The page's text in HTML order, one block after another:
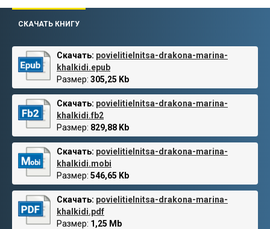
СКАЧАТЬ КНИГУ
Скачать: povielitielnitsa-drakona-marina-
khalkidi.epub
Размер: 305,25 Kb
Скачать: povielitielnitsa-drakona-marina-
khalkidi.fb2
Размер: 829,88 Kb
Скачать: povielitielnitsa-drakona-marina-
khalkidi.mobi
Размер: 546,65 Kb
Скачать: povielitielnitsa-drakona-marina-
khalkidi.pdf
Размер: 1,25 Mb